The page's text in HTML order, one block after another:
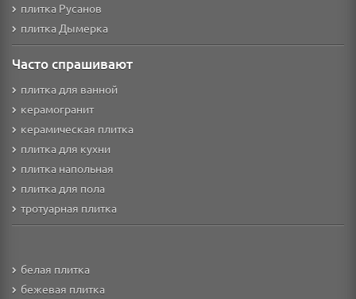
плитка Русанов
плитка Дымерка
Часто спрашивают
плитка для ванной
керамогранит
керамическая плитка
плитка для кухни
плитка напольная
плитка для пола
тротуарная плитка
белая плитка
бежевая плитка